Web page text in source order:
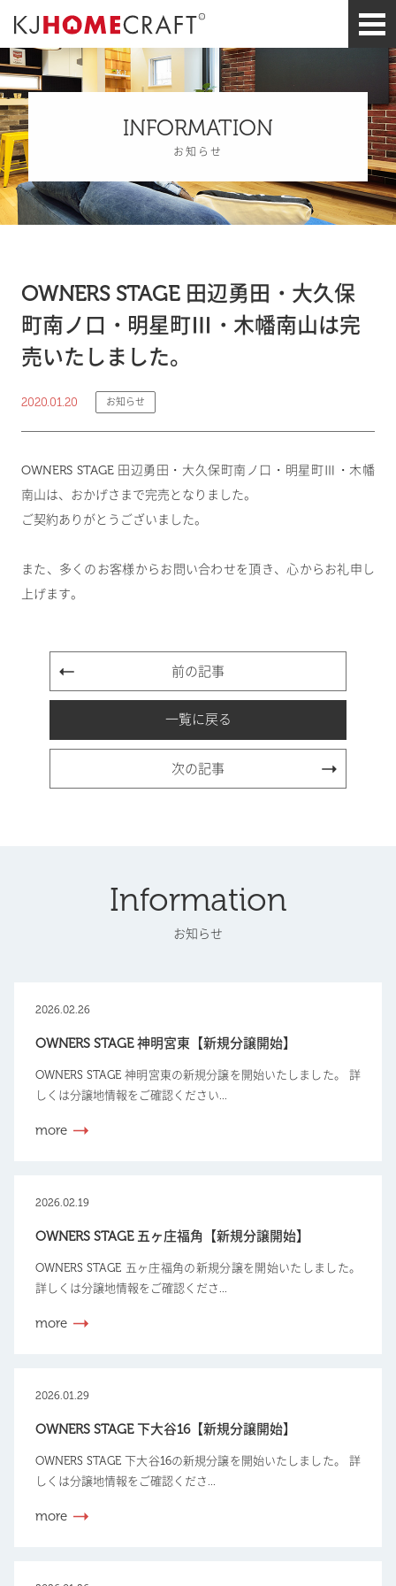
INFORMATION
お知らせ
OWNERS STAGE 田辺勇田・大久保
町南ノ口・明星町Ⅲ・木幡南山は完
売いたしました。
2020.01.20 お知らせ
OWNERS STAGE 田辺勇田・大久保町南ノ口・明星町Ⅲ・木幡
南山は、おかげさまで完売となりました。
ご契約ありがとうございました。
また、多くのお客様からお問い合わせを頂き、心からお礼申し
上げます。
前の記事
一覧に戻る
次の記事
Information
お知らせ
2026.02.26
OWNERS STAGE 神明宮東【新規分譲開始】
OWNERS STAGE 神明宮東の新規分譲を開始いたしました。 詳
しくは分譲地情報をご確認ください...
more
2026.02.19
OWNERS STAGE 五ヶ庄福角【新規分譲開始】
OWNERS STAGE 五ヶ庄福角の新規分譲を開始いたしました。
詳しくは分譲地情報をご確認くださ...
more
2026.01.29
OWNERS STAGE 下大谷16【新規分譲開始】
OWNERS STAGE 下大谷16の新規分譲を開始いたしました。 詳
しくは分譲地情報をご確認くださ...
more